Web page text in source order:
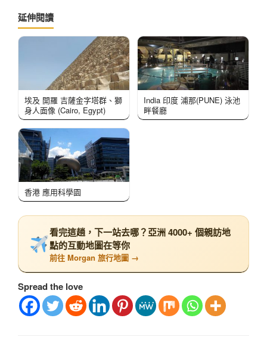
延伸閱讀
埃及 開羅 吉薩金字塔群、獅
身人面像 (Cairo, Egypt)
India 印度 浦那(PUNE) 泳池
畔餐廳
香港 應用科學園
看完這趟，下一站去哪？亞洲 4000+ 個親訪地
點的互動地圖在等你
前往 Morgan 旅行地圖 →
Spread the love